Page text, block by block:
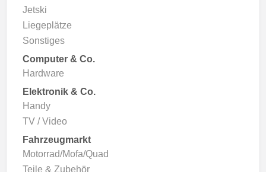
Jetski
Liegeplätze
Sonstiges
Computer & Co.
Hardware
Elektronik & Co.
Handy
TV / Video
Fahrzeugmarkt
Motorrad/Mofa/Quad
Teile & Zubehör